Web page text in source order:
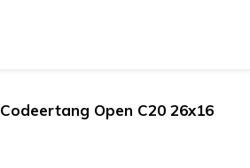
Codeertang Open C20 26x16